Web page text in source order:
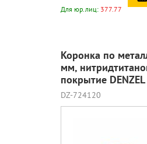
Для юр.лиц: 377.77
Коронка по
мм,
покрытие
DZ-724120